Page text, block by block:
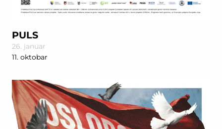
PULS
26. januar
11. oktobar